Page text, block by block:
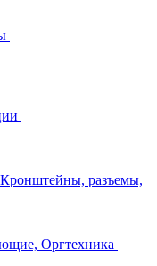
разъемы,
Оргтехника